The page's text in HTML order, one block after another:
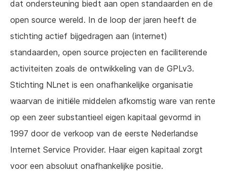
dat ondersteuning biedt aan open standaarden en de
open source wereld. In de loop der jaren heeft de
stichting actief bijgedragen aan (internet)
standaarden, open source projecten en faciliterende
activiteiten zoals de ontwikkeling van de GPLv3.
Stichting NLnet is een onafhankelijke organisatie
waarvan de initiële middelen afkomstig ware van rente
op een zeer substantieel eigen kapitaal gevormd in
1997 door de verkoop van de eerste Nederlandse
Internet Service Provider. Haar eigen kapitaal zorgt
voor een absoluut onafhankelijke positie.